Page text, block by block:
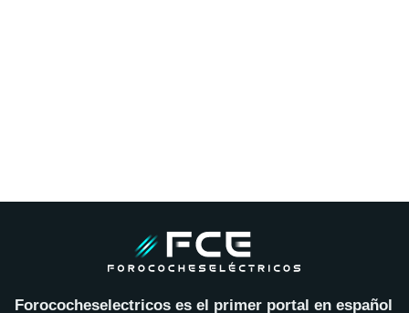
Forococheselectricos es el primer portal en español